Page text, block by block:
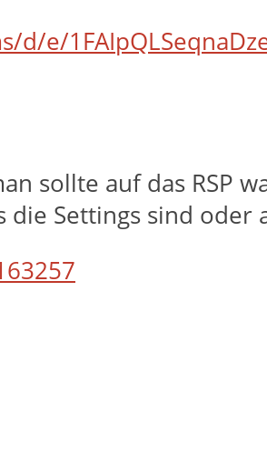
e/
sollte auf das RSP
Settings sind oder